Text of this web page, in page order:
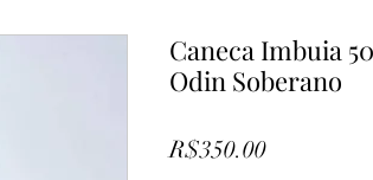
Caneca Imbuia
Odin Soberano
R$350.00Price